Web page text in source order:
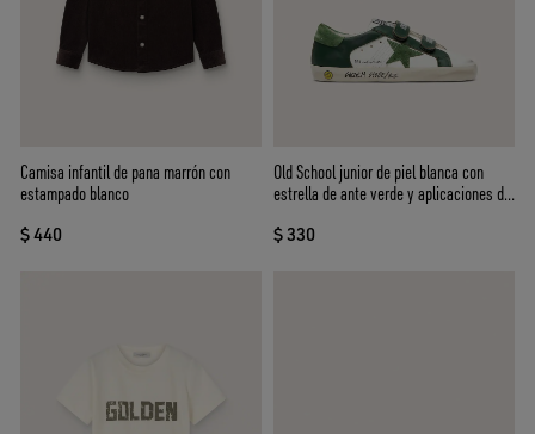
Camisa infantil de pana marrón con
estampado blanco
$ 440
Old School junior de piel blanca con
estrella de ante verde y aplicaciones de
$ 330